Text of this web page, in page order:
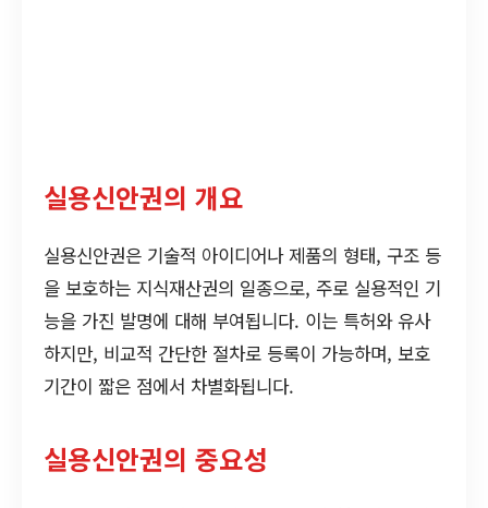
실용신안권의 개요
실용신안권은 기술적 아이디어나 제품의 형태, 구조 등
을 보호하는 지식재산권의 일종으로, 주로 실용적인 기
능을 가진 발명에 대해 부여됩니다. 이는 특허와 유사
하지만, 비교적 간단한 절차로 등록이 가능하며, 보호
기간이 짧은 점에서 차별화됩니다.
실용신안권의 중요성